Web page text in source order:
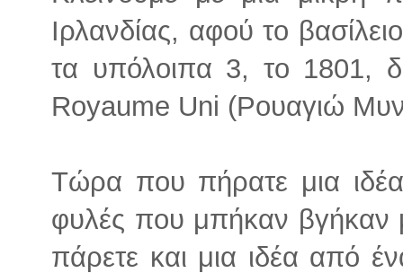
Ιρλανδίας, αφού το
τα υπόλοιπα 3, το 1801,
Royaume Uni (Ρουαγιώ
Τώρα που πήρατε μια
φυλές που μπήκαν βγήκαν
πάρετε και μια ιδέα από